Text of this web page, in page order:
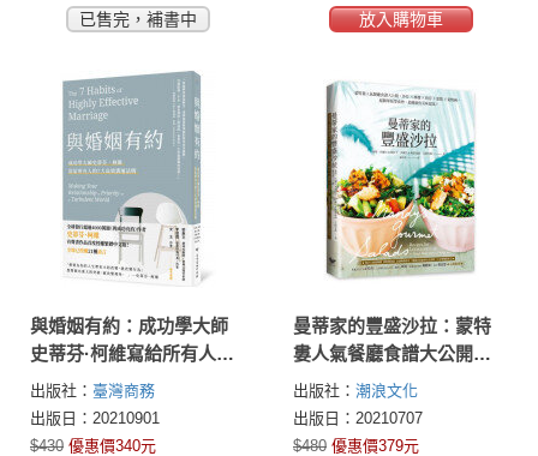
已售完，補書中 放入購物車
與婚姻有約：成功學大師
史蒂芬·柯維寫給所有人的7
大高效溝通法則
出版社： 臺灣商務
出版日：20210901
$430 優惠價340元
曼蒂家的豐盛沙拉：蒙特
婁人氣餐廳食譜大公開，
沙拉X淋醬X奶昔X甜點X穀
物碗，超簡單原型食物，
最健康的美味提案！
出版社： 潮浪文化
出版日：20210707
$480 優惠價379元